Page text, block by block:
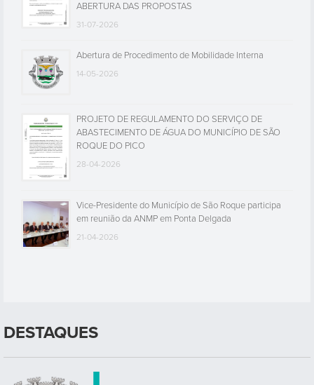
ABERTURA DAS PROPOSTAS
31-07-2026
Abertura de Procedimento de Mobilidade Interna
14-05-2026
PROJETO DE REGULAMENTO DO SERVIÇO DE
ABASTECIMENTO DE ÁGUA DO MUNICÍPIO DE SÃO
ROQUE DO PICO
28-04-2026
Vice-Presidente do Município de São Roque participa
em reunião da ANMP em Ponta Delgada
21-04-2026
DESTAQUES